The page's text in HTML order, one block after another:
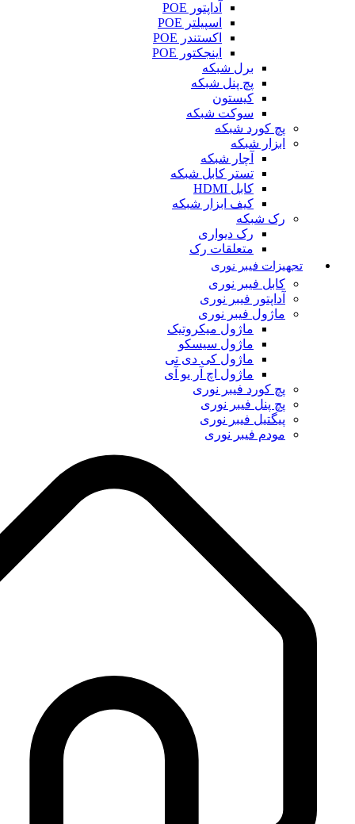
آداپتور POE
اسپیلتر POE
اکستندر POE
اینجکتور POE
برل شبکه
پچ پنل شبکه
کیستون
سوکت شبکه
پچ کورد شبکه
ابزار شبکه
آچار شبکه
تستر کابل شبکه
کابل HDMI
کیف ابزار شبکه
رک شبکه
رک دیواری
متعلقات رک
تجهیزات فیبر نوری
کابل فیبر نوری
آداپتور فیبر نوری
ماژول فیبر نوری
ماژول میکروتیک
ماژول سیسکو
ماژول کی دی تی
ماژول اچ آر یو آی
پچ کورد فیبر نوری
پچ پنل فیبر نوری
پیگتیل فیبر نوری
مودم فیبر نوری